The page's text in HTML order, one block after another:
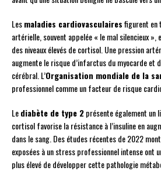
Lesmaladies cardiovasculairesfigurent en
artérielle, souvent appelée « le mal silencieux
des niveaux élevés de cortisol. Une pression
augmente le risque d’infarctus du myocarde et
cérébral. L’Organisation mondiale de la
professionnel comme un facteur de risque
Lediabète de type 2présente également un
cortisol favorise la résistance à l’insuline en
dans le sang. Des études récentes de 2022
exposées à un stress professionnel intense ont
plus élevé de développer cette pathologie